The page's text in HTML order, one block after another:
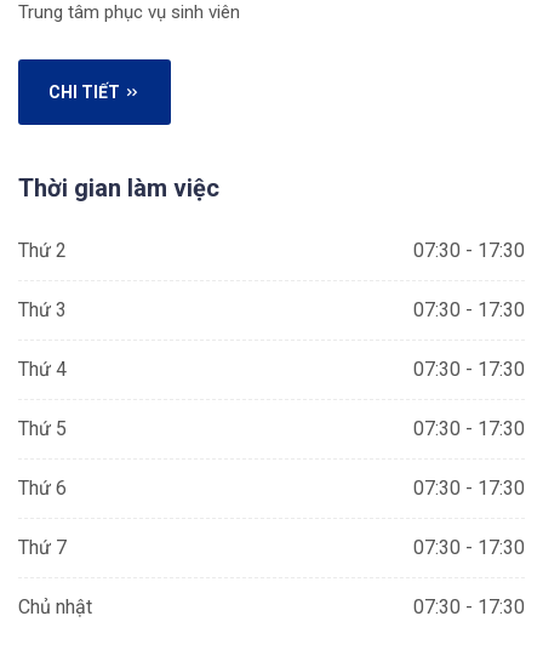
Trung tâm phục vụ sinh viên
CHI TIẾT
Thời gian làm việc
Thứ 2 07:30 - 17:30
Thứ 3 07:30 - 17:30
Thứ 4 07:30 - 17:30
Thứ 5 07:30 - 17:30
Thứ 6 07:30 - 17:30
Thứ 7 07:30 - 17:30
Chủ nhật 07:30 - 17:30